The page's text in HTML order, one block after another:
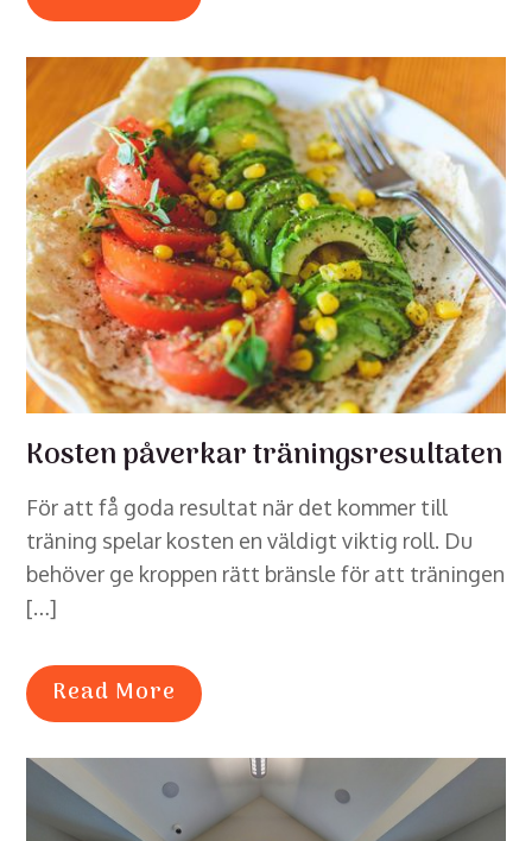
Kosten påverkar träningsresultaten
För att få goda resultat när det kommer till
träning spelar kosten en väldigt viktig roll. Du
behöver ge kroppen rätt bränsle för att träningen
[…]
Read More